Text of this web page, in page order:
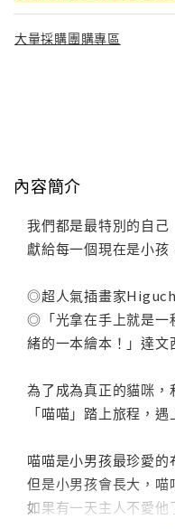
大量採購團購專區
內容簡介
我們都是最特別的自己
獻給每一個現在是小孩
◎超人氣插畫家
◎「光拿在手上就是一
緒的一本繪本！」達文
為了成為真正的貓咪，
「喵喵」踏上旅程，
喵喵是小男孩最珍愛的
但是小男孩會長大，喵
如果有一天主人不愛他